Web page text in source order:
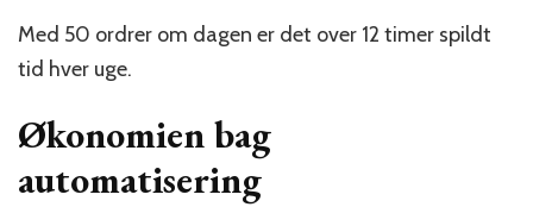
Med 50 ordrer om dagen er det over 12 timer spildt
tid hver uge.
Økonomien bag
automatisering